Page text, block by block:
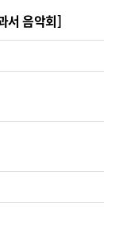
서 음악회]